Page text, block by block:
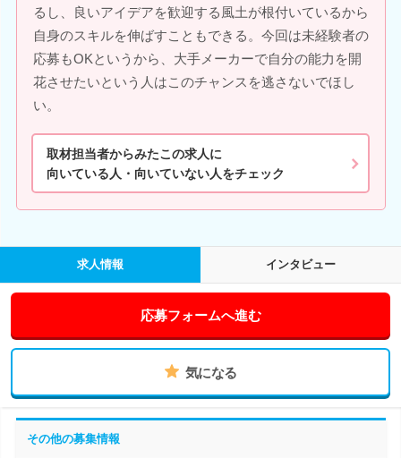
るし、良いアイデアを歓迎する風土が根付いているから
自身のスキルを伸ばすこともできる。今回は未経験者の
応募もOKというから、大手メーカーで自分の能力を開
花させたいという人はこのチャンスを逃さないでほし
い。
取材担当者からみたこの求人に
向いている人・向いていない人をチェック
求人情報 インタビュー
応募フォームへ進む
気になる
その他の募集情報